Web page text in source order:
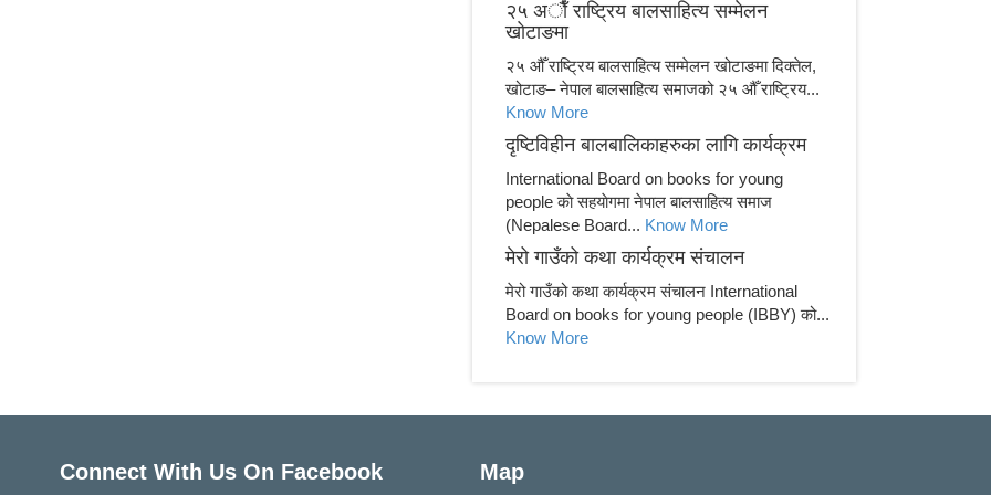
२५ अाैँ राष्ट्रिय बालसाहित्य सम्मेलन
खाेटाङमा
२५ औँ राष्ट्रिय बालसाहित्य सम्मेलन खोटाङमा दिक्तेल,
खोटाङ– नेपाल बालसाहित्य समाजको २५ औँ राष्ट्रिय...
Know More
दृष्टिविहीन बालबालिकाहरुका लागि कार्यक्रम
International Board on books for young
people काे सहयाेगमा नेपाल बालसाहित्य समाज
(Nepalese Board... Know More
मेरो गाउँको कथा कार्यक्रम संचालन
मेरो गाउँको कथा कार्यक्रम संचालन International
Board on books for young people (IBBY) को...
Know More
Connect With Us On Facebook Map